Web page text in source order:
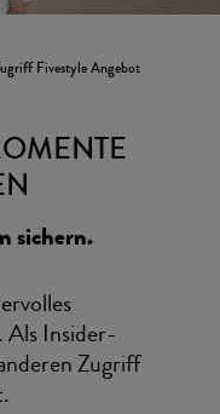
Fivestyle Angebot
sichern.
Als Insider-
Zugriff